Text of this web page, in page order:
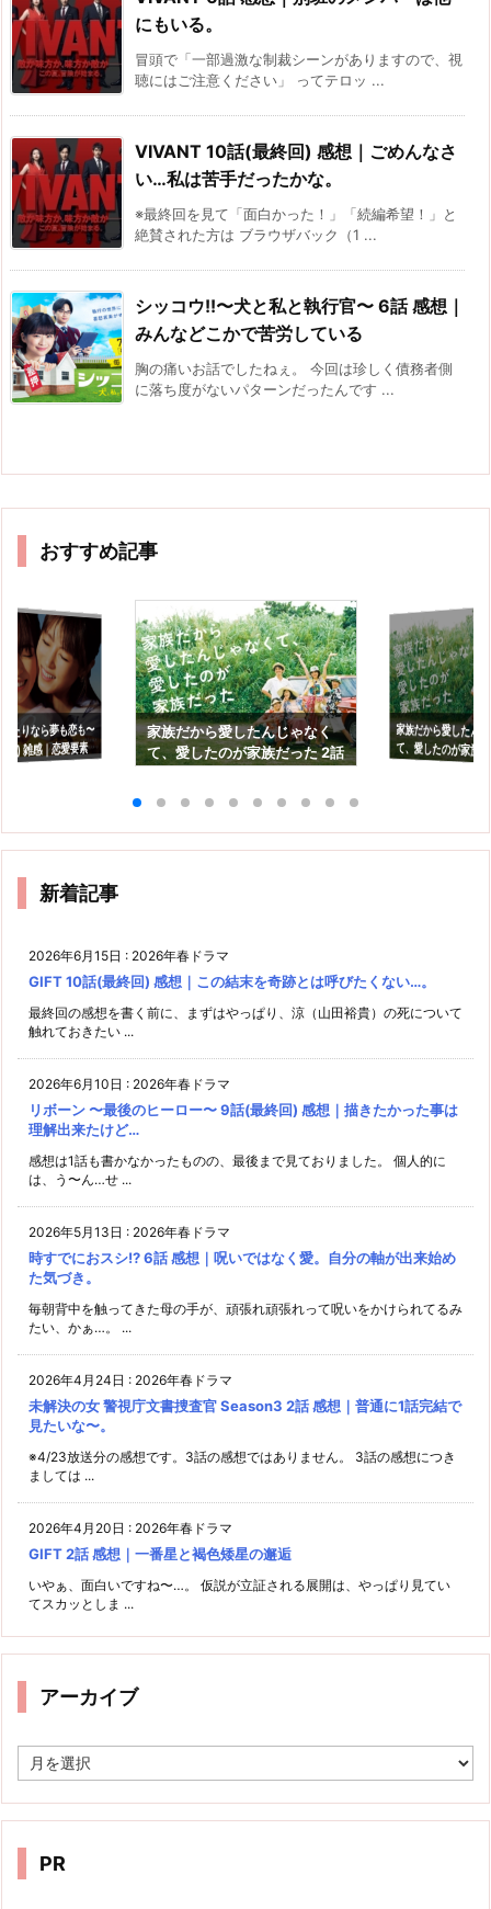
にもいる。
冒頭で「一部過激な制裁シーンがありますので、視
聴にはご注意ください」 ってテロッ ...
VIVANT 10話(最終回) 感想｜ごめんなさ
い…私は苦手だったかな。
※最終回を見て「面白かった！」「続編希望！」と
絶賛された方は ブラウザバック（1 ...
シッコウ!!〜犬と私と執行官〜 6話 感想｜
みんなどこかで苦労している
胸の痛いお話でしたねぇ。 今回は珍しく債務者側
に落ち度がないパターンだったんです ...
おすすめ記事
たりなら夢も恋も〜
) 雑感｜恋愛要素
良かったよ…
家族だから愛したんじゃなく
て、愛したのが家族だった 2話
えるようにしたい
家族だから愛したん
て、愛したのが家族だ
感想｜可哀想なのか
新着記事
2026年6月15日 : 2026年春ドラマ
GIFT 10話(最終回) 感想｜この結末を奇跡とは呼びたくない…。
最終回の感想を書く前に、まずはやっぱり、涼（山田裕貴）の死について
触れておきたい ...
2026年6月10日 : 2026年春ドラマ
リボーン 〜最後のヒーロー〜 9話(最終回) 感想｜描きたかった事は
理解出来たけど…
感想は1話も書かなかったものの、最後まで見ておりました。 個人的に
は、う〜ん…せ ...
2026年5月13日 : 2026年春ドラマ
時すでにおスシ!? 6話 感想｜呪いではなく愛。自分の軸が出来始め
た気づき。
毎朝背中を触ってきた母の手が、頑張れ頑張れって呪いをかけられてるみ
たい、かぁ…。 ...
2026年4月24日 : 2026年春ドラマ
未解決の女 警視庁文書捜査官 Season3 2話 感想｜普通に1話完結で
見たいな〜。
※4/23放送分の感想です。3話の感想ではありません。 3話の感想につき
ましては ...
2026年4月20日 : 2026年春ドラマ
GIFT 2話 感想｜一番星と褐色矮星の邂逅
いやぁ、面白いですね〜…。 仮説が立証される展開は、やっぱり見てい
てスカッとしま ...
アーカイブ
ー
イ
PR